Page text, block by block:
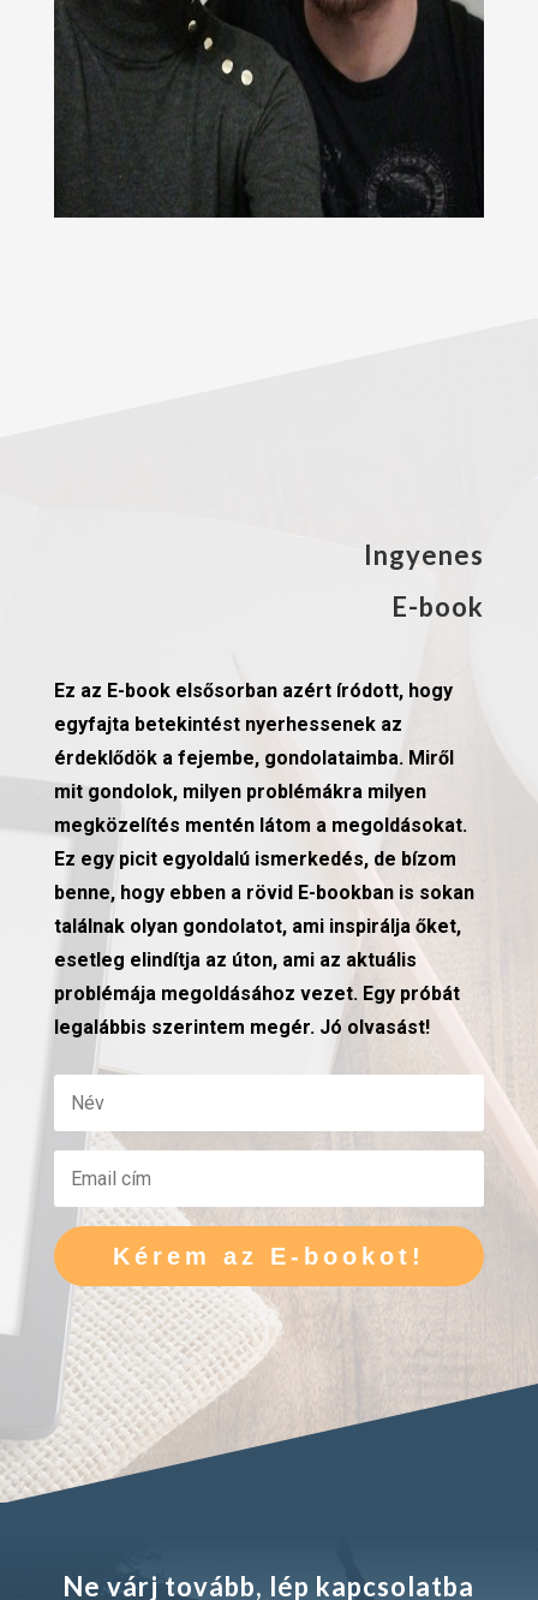
Ingyenes
E-book
Ez az E-book elsősorban azért íródott, hogy
egyfajta betekintést nyerhessenek az
érdeklődök a fejembe, gondolataimba. Miről
mit gondolok, milyen problémákra milyen
megközelítés mentén látom a megoldásokat.
Ez egy picit egyoldalú ismerkedés, de bízom
benne, hogy ebben a rövid E-bookban is sokan
találnak olyan gondolatot, ami inspirálja őket,
esetleg elindítja az úton, ami az aktuális
problémája megoldásához vezet. Egy próbát
legalábbis szerintem megér. Jó olvasást!
Kérem az E-bookot!
Ne várj tovább, lép kapcsolatba